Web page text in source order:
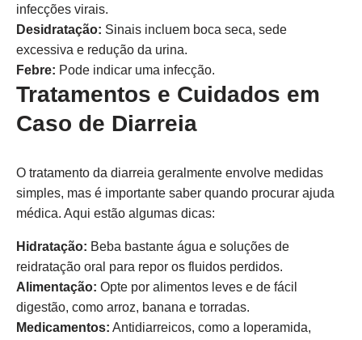
infecções virais.
Desidratação: Sinais incluem boca seca, sede
excessiva e redução da urina.
Febre: Pode indicar uma infecção.
Tratamentos e Cuidados em
Caso de Diarreia
O tratamento da diarreia geralmente envolve medidas
simples, mas é importante saber quando procurar ajuda
médica. Aqui estão algumas dicas:
Hidratação: Beba bastante água e soluções de
reidratação oral para repor os fluidos perdidos.
Alimentação: Opte por alimentos leves e de fácil
digestão, como arroz, banana e torradas.
Medicamentos: Antidiarreicos, como a loperamida,